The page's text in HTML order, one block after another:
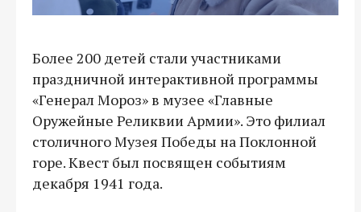
Более 200 детей стали участниками
праздничной интерактивной программы
«Генерал Мороз» в музее «Главные
Оружейные Реликвии Армии». Это филиал
столичного Музея Победы на Поклонной
горе. Квест был посвящен событиям
декабря 1941 года.